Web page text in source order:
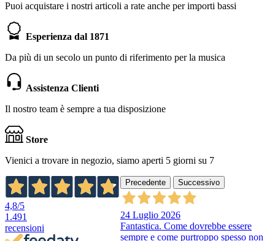
Puoi acquistare i nostri articoli a rate anche per importi bassi
Esperienza dal 1871
Da più di un secolo un punto di riferimento per la musica
Assistenza Clienti
Il nostro team è sempre a tua disposizione
Store
Vienici a trovare in negozio, siamo aperti 5 giorni su 7
4,8/5
1.491
recensioni
Precedente Successivo
24 Luglio 2026
Fantastica. Come dovrebbe essere
sempre e come purtroppo spesso non